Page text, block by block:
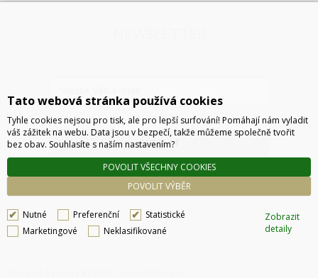
ODESLAT
Tato webová stránka používá cookies
Tyhle cookies nejsou pro tisk, ale pro lepší surfování! Pomáhají nám vyladit
váš zážitek na webu. Data jsou v bezpečí, takže můžeme společně tvořit
bez obav. Souhlasíte s naším nastavením?
POVOLIT VÝBĚR
POVOLIT VŠECHNY COOKIES
Nutné Preferenční
Statistické
Marketingové
Neklasifikované
Zobrazit
detaily